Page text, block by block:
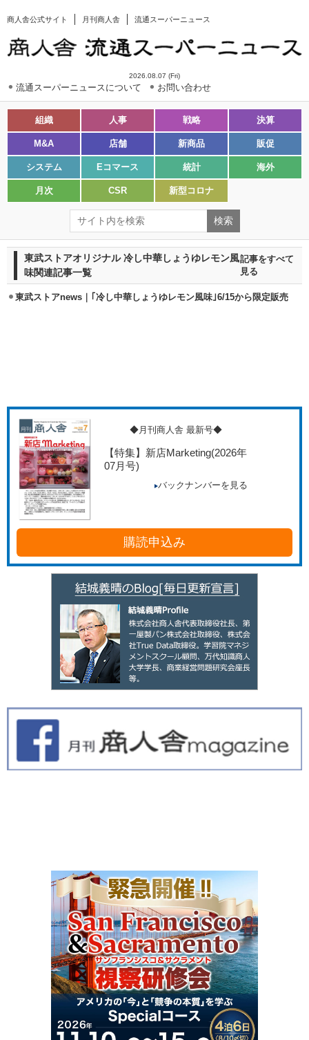
商人舎公式サイト 月刊商人舎 流通スーパーニュース
2026.08.07 (Fri)
流通スーパーニュースについて お問い合わせ
組織 人事 戦略 決算
M&A 店舗 新商品 販促
システム Eコマース 統計 海外
月次 CSR 新型コロナ
東武ストアオリジナル 冷し中華しょうゆレモン風
味関連記事一覧
記事をすべて
見る
東武ストアnews｜｢冷し中華しょうゆレモン風味｣6/15から限定販売
◆月刊商人舎 最新号◆
【特集】新店Marketing(2026年
07月号)
バックナンバーを見る
購読申込み